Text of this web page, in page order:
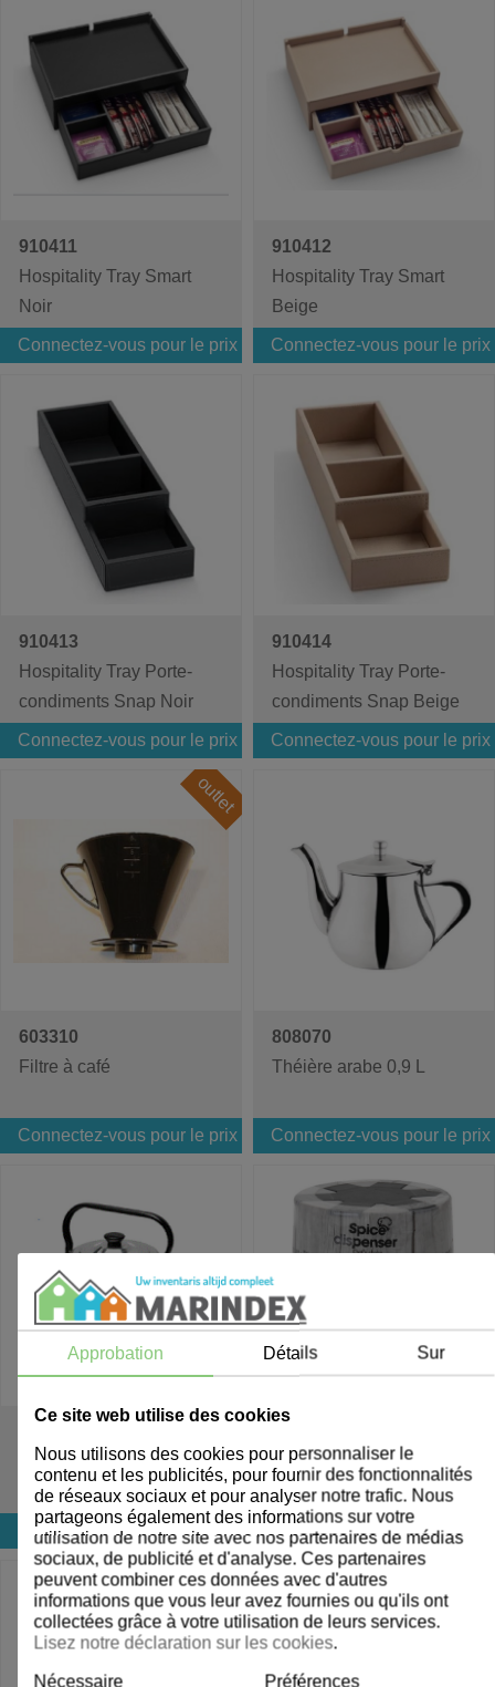
910411
Hospitality Tray Smart
Noir
Connectez-vous pour le prix
910412
Hospitality Tray Smart
Beige
Connectez-vous pour le prix
910413
Hospitality Tray Porte-
condiments Snap Noir
Connectez-vous pour le prix
910414
Hospitality Tray Porte-
condiments Snap Beige
Connectez-vous pour le prix
outlet
603310
Filtre à café
Connectez-vous pour le prix
808070
Théière arabe 0,9 L
Connectez-vous pour le prix
Bouilloire 4,5 L
Connectez-vous pour le prix
Saupoudreur d'épices 6
compartiments
Connectez-vous pour le prix
Approbation Détails Sur
Ce site web utilise des cookies
Nous utilisons des cookies pour personnaliser le
contenu et les publicités, pour fournir des fonctionnalités
de réseaux sociaux et pour analyser notre trafic. Nous
partageons également des informations sur votre
utilisation de notre site avec nos partenaires de médias
sociaux, de publicité et d'analyse. Ces partenaires
peuvent combiner ces données avec d'autres
informations que vous leur avez fournies ou qu'ils ont
collectées grâce à votre utilisation de leurs services.
Lisez notre déclaration sur les cookies.
Nécessaire Préférences